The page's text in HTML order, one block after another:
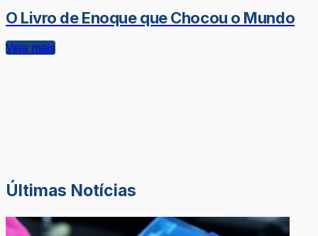
O Livro de Enoque que Chocou o Mundo
Veja mais
Últimas Notícias